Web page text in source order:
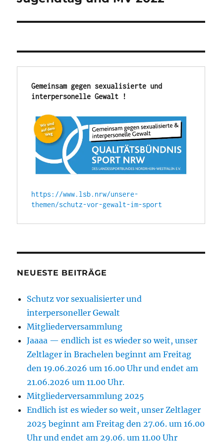
Gemeinsam gegen sexualisierte und
interpersonelle Gewalt !
https://www.lsb.nrw/unsere-
themen/schutz-vor-gewalt-im-sport
NEUESTE BEITRÄGE
Schutz vor sexualisierter und
interpersoneller Gewalt
Mitgliederversammlung
Jaaaa — endlich ist es wieder so weit, unser
Zeltlager in Brachelen beginnt am Freitag
den 19.06.2026 um 16.00 Uhr und endet am
21.06.2026 um 11.00 Uhr.
Mitgliederversammlung 2025
Endlich ist es wieder so weit, unser Zeltlager
2025 beginnt am Freitag den 27.06. um 16.00
Uhr und endet am 29.06. um 11.00 Uhr